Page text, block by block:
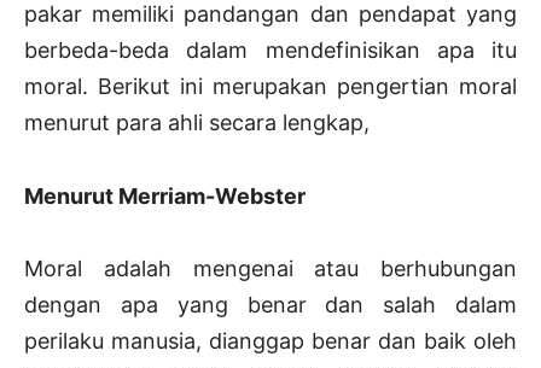
pakar memiliki pandangan dan pendapat yang
berbeda-beda dalam mendefinisikan apa itu
moral. Berikut ini merupakan pengertian moral
menurut para ahli secara lengkap,
Menurut Merriam-Webster
Moral adalah mengenai atau berhubungan
dengan apa yang benar dan salah dalam
perilaku manusia, dianggap benar dan baik oleh